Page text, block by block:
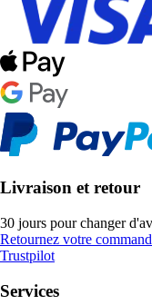
Livraison et retour
30 jours pour changer
Retournez votre
Trustpilot
Services